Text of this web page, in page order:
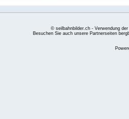
© seilbahnbilder.ch - Verwendung
Besuchen Sie auch unsere Partnerseiten